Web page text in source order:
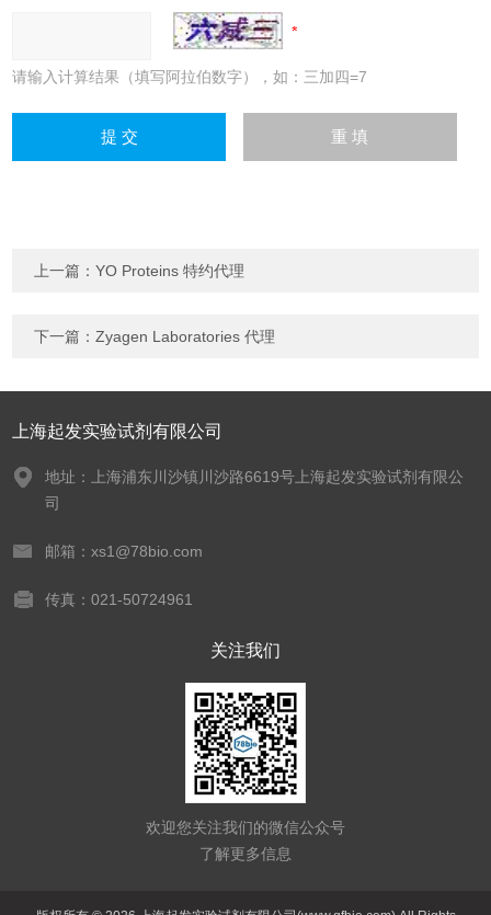
请输入计算结果（填写阿拉伯数字），如：三加四=7
上一篇：YO Proteins 特约代理
下一篇：Zyagen Laboratories 代理
上海起发实验试剂有限公司
地址：上海浦东川沙镇川沙路6619号上海起发实验试剂有限公
司
邮箱：xs1@78bio.com
传真：021-50724961
关注我们
欢迎您关注我们的微信公众号
了解更多信息